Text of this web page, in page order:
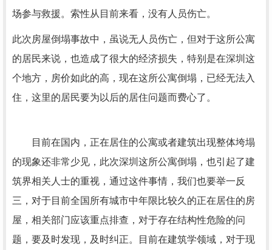
场参与救援。索性从目前来看，没有人员伤亡。
此次房屋倒塌事故中，虽说无人员伤亡，但对于这所公寓
的居民来说，也造成了很大的经济损失，特别是在深圳这
个地方，房价如此的高，现在这所公寓倒塌，已经无法入
住，这里的居民要为以后的居住问题而费心了。
目前在国内，正在居住的公寓或者建筑出现整体垮塌
的现象还非常少见，此次深圳这所公寓倒塌，也引起了建
筑界相关人士的重视，通过这件事情，我们也要举一反
三，对于目前全国所有城市中年限比较久的正在居住的房
屋，相关部门应该重点排查，对于存在结构性危险的问
题，要及时发现，及时纠正。目前在建筑学领域，对于现